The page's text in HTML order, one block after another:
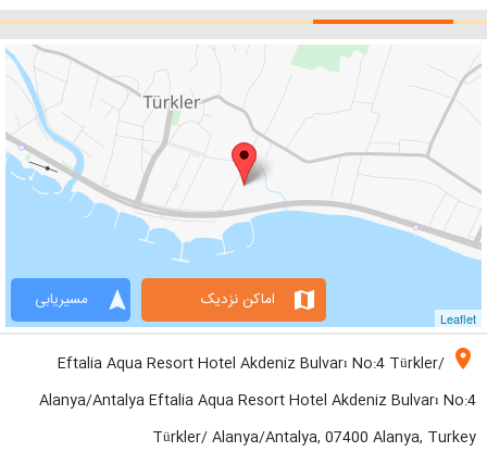
Leaflet
navigation مسیریابی map اماکن نزدیک
location_on
Eftalia Aqua Resort Hotel Akdeniz Bulvarı No:4 Türkler/
Alanya/Antalya Eftalia Aqua Resort Hotel Akdeniz Bulvarı No:4
Türkler/ Alanya/Antalya, 07400 Alanya, Turkey